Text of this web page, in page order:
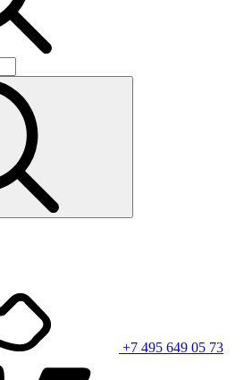
+7 495 649 05 73